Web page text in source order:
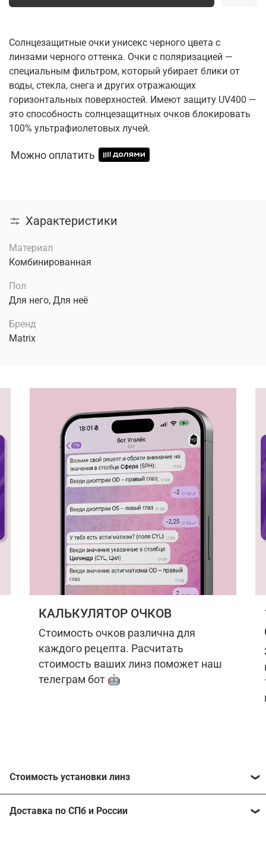
Солнцезащитные очки унисекс черного цвета с
линзами черного оттенка. Очки с поляризацией —
специальным фильтром, который убирает блики от
воды, стекла, снега и других отражающих
горизонтальных поверхностей. Имеют защиту UV400 —
это способность солнцезащитных очков блокировать
100% ультрафиолетовых лучей.
Можно оплатить
Характеристики
Материал
Комбинированная
Пол
Для него, Для неё
Бренд
Matrix
КАЛЬКУЛЯТОР ОЧКОВ
Стоимость очков различна для
каждого рецепта. Расчитать
стоимость ваших линз поможет наш
телеграм бот 🤖
Стоимость установки линз
Расчитать стоимость ваших линз поможет
Доставка по СПб и России